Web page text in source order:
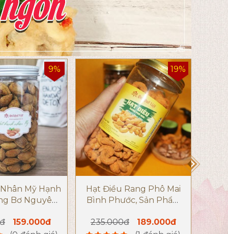
9%
Mỹ Hạnh
Bơ Nguyên
159.000đ
19%
Hạt Điều Rang Phô Mai
Bình Phước, Sản Phẩm
235.000đ
189.000đ